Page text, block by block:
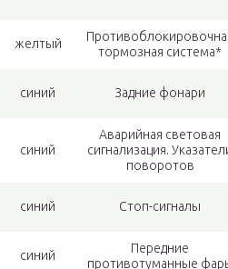
желтый
тормозная система*
синий Задние фонари
синий
Аварийная световая
сигнализация.
поворотов
синий Стоп-сигналы
синий
Передние
противотуманные